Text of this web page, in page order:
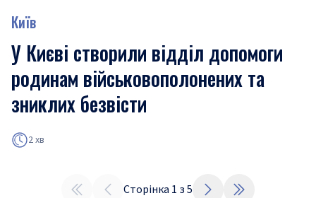
Київ
У Києві створили відділ допомоги
родинам військовополонених та
зниклих безвісти
2 хв
Сторінка 1 з5